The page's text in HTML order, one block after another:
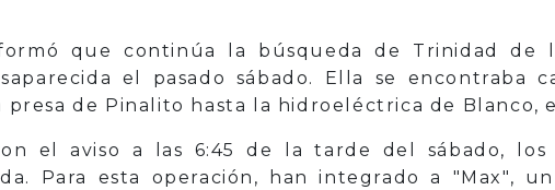
que continúa la búsqueda de Trinidad de
el pasado sábado. Ella se encontraba
presa de Pinalito hasta la hidroeléctrica de Blanco,
el aviso a las 6:45 de la tarde del sábado, los
Para esta operación, han integrado a "Max",